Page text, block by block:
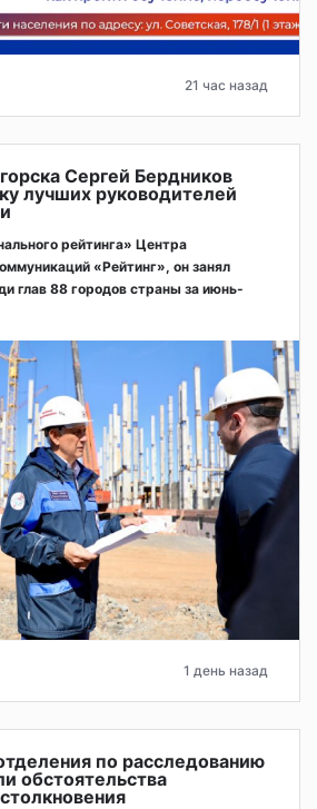
21 час назад
Сергей Бердников
лучших руководителей
рейтинга» Центра
«Рейтинг», он занял
глав 88 городов страны за июнь-
1 день назад
по расследованию
обстоятельства